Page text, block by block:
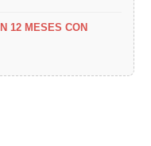
12 MESES CON